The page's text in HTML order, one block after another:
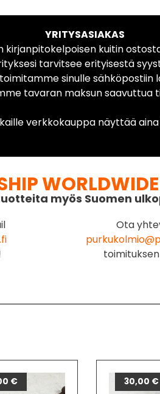
YRITYSASIAKAS
kuitin
tarvitsee erityisestä
sinulle sähköpostiin
tavaran maksun saavuttua
verkkokauppa näyttää aina
WORLDWIDE
myös Suomen
Ota
€ 30,00 €